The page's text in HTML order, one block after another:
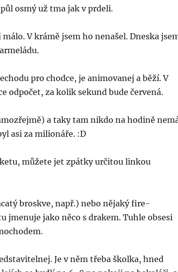
osmý už tma jak v prdeli.
V krámě jsem ho nenašel. Dneska
pro chodce, je animovanej a běží. V
odpočet, za kolik sekund bude červená.
a taky tam nikdo na hodině
asi za milionáře. :D
můžete jet zpátky určitou linkou
broskve, např.) nebo nějaký fire-
jmenuje jako něco s drakem. Tuhle obsesi
Je v něm třeba školka, hned